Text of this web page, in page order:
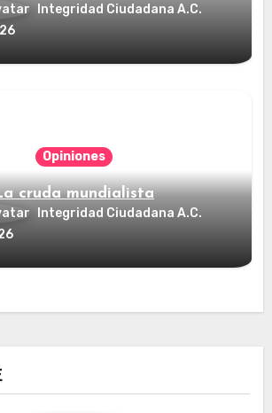
Integridad Ciudadana A.C.
Opiniones
cruda mundialista
Integridad Ciudadana A.C.